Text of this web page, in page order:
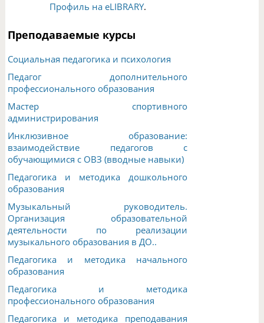
Профиль на eLIBRARY.
Преподаваемые курсы
Социальная педагогика и психология
Педагог дополнительного
профессионального образования
Мастер спортивного
администрирования
Инклюзивное образование:
взаимодействие педагогов с
обучающимися с ОВЗ (вводные навыки)
Педагогика и методика дошкольного
образования
Музыкальный руководитель.
Организация образовательной
деятельности по реализации
музыкального образования в ДО..
Педагогика и методика начального
образования
Педагогика и методика
профессионального образования
Педагогика и методика преподавания